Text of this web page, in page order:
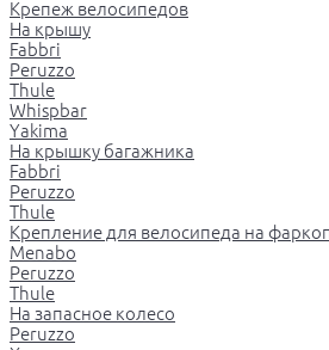
Крепеж велосипедов
На крышу
Fabbri
Peruzzo
Thule
Whispbar
Yakima
На крышку багажника
Fabbri
Peruzzo
Thule
Крепление для велосипеда на
Menabo
Peruzzo
Thule
На запасное колесо
Peruzzo